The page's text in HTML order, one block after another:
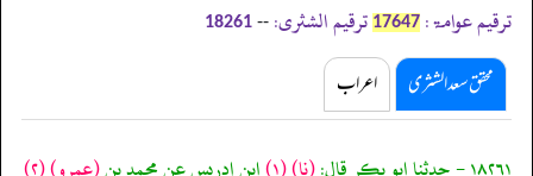
ترقیم عوامۃ: 17647 ترقیم الشثری: --
18261
محقق سعد الشثری اعراب